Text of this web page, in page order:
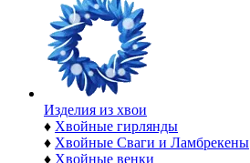
Изделия из хвои
♦ Хвойные гирлянды
♦ Хвойные Сваги и Ламбрекены
♦ Хвойные венки